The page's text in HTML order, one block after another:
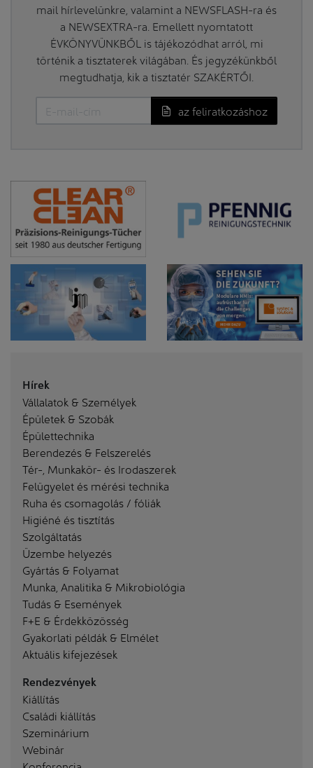
mail hírlevelünkre, valamint a NEWSFLASH-ra és
a NEWSEXTRA-ra. Emellett nyomtatott
ÉVKÖNYVÜNKBŐL is tájékozódhat arról, mi
történik a tisztaterek világában. És jegyzékünkből
megtudhatja, kik a tisztatér SZAKÉRTŐI.
az feliratkozáshoz
Hírek
Vállalatok & Személyek
Épületek & Szobák
Épülettechnika
Berendezés & Felszerelés
Tér-, Munkakör- és Irodaszerek
Felügyelet és mérési technika
Ruha és csomagolás / fóliák
Higiéné és tisztítás
Szolgáltatás
Üzembe helyezés
Gyártás & Folyamat
Munka, Analitika & Mikrobiológia
Tudás & Események
F+E & Érdekközösség
Gyakorlati példák & Elmélet
Aktuális kifejezések
Rendezvények
Kiállítás
Családi kiállítás
Szeminárium
Webinár